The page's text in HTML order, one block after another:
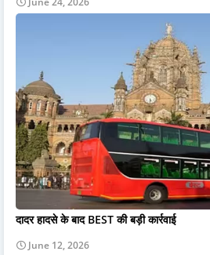
दादर हादसे के बाद BEST की बड़ी कार्रवाई
June 12, 2026